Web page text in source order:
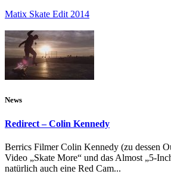
Matix Skate Edit 2014
News
Redirect – Colin Kennedy
Berrics Filmer Colin Kennedy (zu dessen
Video „Skate More“ und das Almost „5-
natürlich auch eine Red Cam...